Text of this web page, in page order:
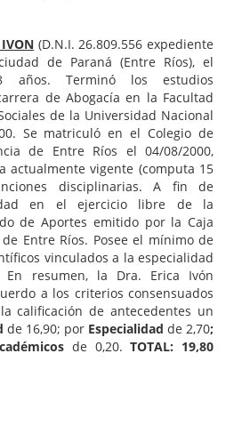
IVON (D.N.I. 26.809.556 expediente
de Paraná (Entre Ríos), el
años. Terminó los estudios
de Abogacía en la Facultad
de la Universidad Nacional
Se matriculó en el Colegio de
de Entre Ríos el 04/08/2000,
actualmente vigente (computa 15
disciplinarias. A fin de
en el ejercicio libre de la
de Aportes emitido por la Caja
Entre Ríos. Posee el mínimo de
vinculados a la especialidad
En resumen, la Dra. Erica Ivón
a los criterios consensuados
calificación de antecedentes un
de 16,90; por Especialidad de 2,70;
de 0,20.TOTAL: 19,80